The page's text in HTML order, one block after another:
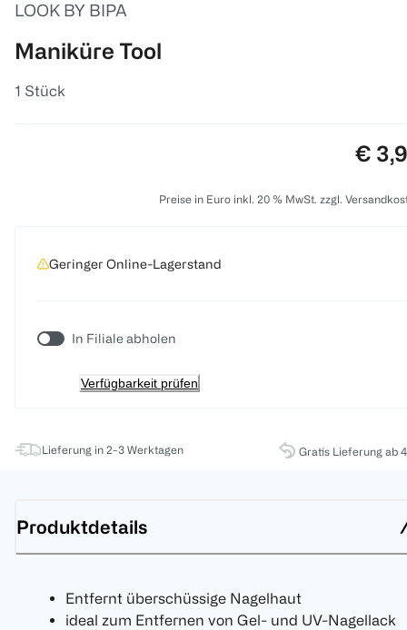
LOOK BY BIPA
Maniküre Tool
1 Stück
€
Preise in Euro inkl. 20 % MwSt. zzgl.
Geringer Online-Lagerstand
In Filiale abholen
Verfügbarkeit prüfen
Lieferung in 2-3 Werktagen Gratis Lieferung ab
Produktdetails
Entfernt überschüssige Nagelhaut
ideal zum Entfernen von Gel- und UV-Nagellack